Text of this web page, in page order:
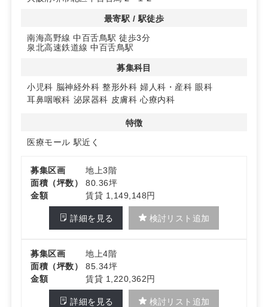
詳細はお問い合わせください。
最寄駅 / 駅徒歩
南海高野線 中百舌鳥駅 徒歩3分
泉北高速鉄道線 中百舌鳥駅
募集科目
小児科 脳神経外科 整形外科 婦人科・産科 眼科
耳鼻咽喉科 泌尿器科 皮膚科 心療内科
特徴
医療モール 駅近く
募集区画
地上3階
面積（坪数）
80.36坪
金額
賃貸 1,149,148円
詳細を見る 検討リスト追加
募集区画
地上4階
面積（坪数）
85.34坪
金額
賃貸 1,220,362円
詳細を見る 検討リスト追加